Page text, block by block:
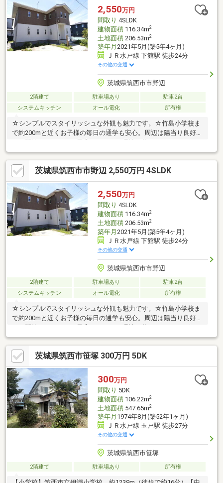
自己資金0円、勤続1年未満、産休・育休中、確定申告等の住宅購
入サポート（3）諸費用ローン・おまとめローンのご紹介
2,550万円
間取り 4SLDK
建物面積116.34m2
土地面積206.53m2
築年月 2021年5月(築5年4ヶ月)
ＪＲ水戸線 下館駅 徒歩24分
その他の交通
茨城県筑西市市野辺
2階建て 駐車場あり
駐車2台
システムキッチン
オール電化 所有権
☆シンプルでスタイリッシュな外観も魅力です。☆竹島小学校ま
で約200mと近くお子様の毎日の通学も安心。周辺は陽当り良好
ークベニマルまで約800mと、毎日の買い物もスムーズで利便性良
好。☆家族が集まる18.6帖の広々LDKに加え、お子様の成長に合
わせて4SLDKへの変更も可能です（現況3SLDK）。1階に約3.3帖
の大型納戸があり、すっきり片付きます。☆駐車場2台可/オール
電化■■■周辺施設■■■JR水戸線下館駅 約1.9km竹島小学校 約
280m下館中学校 約1.9km小学校至近！通学安心です♪
茨城県筑西市市野辺 2,550万円 4SLDK
2,550万円
間取り 4SLDK
建物面積116.34m2
土地面積206.53m2
築年月 2021年5月(築5年4ヶ月)
ＪＲ水戸線 下館駅 徒歩24分
その他の交通
茨城県筑西市市野辺
2階建て 駐車場あり
駐車2台
システムキッチン
オール電化 所有権
☆シンプルでスタイリッシュな外観も魅力です。☆竹島小学校ま
で約200mと近くお子様の毎日の通学も安心。周辺は陽当り良好
で、閑静なのびのびと子育てができる環境が整っています。☆ヨ
ークベニマルまで約800mと、毎日の買い物もスムーズで利便性良
好。☆家族が集まる18.6帖の広々LDKに加え、お子様の成長に合
わせて4SLDKへの変更も可能です（現況3SLDK）。1階に約3.3帖
の大型納戸があり、すっきり片付きます。☆駐車場2台可/オール
電化■■■周辺施設■■■JR水戸線下館駅 約1.9km竹島小学校 約
280m下館中学校 約1.9km小学校至近！通学安心です♪
茨城県筑西市笹塚 300万円 5DK
300万円
間取り 5DK
建物面積106.22m2
土地面積547.65m2
築年月 1974年8月(築52年1ヶ月)
ＪＲ水戸線 玉戸駅 徒歩27分
その他の交通
茨城県筑西市笹塚
2階建て 駐車場あり 所有権